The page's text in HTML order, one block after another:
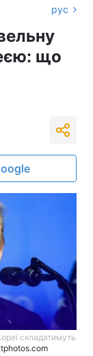
рус
що
складатимуть